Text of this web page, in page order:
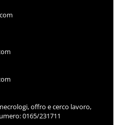
offro e cerco lavoro,
0165/231711